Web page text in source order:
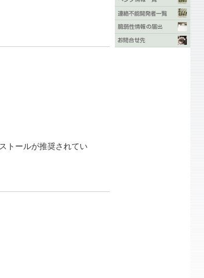
トールが推奨されてい